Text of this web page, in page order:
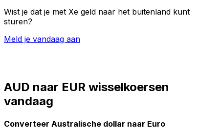
Wist je dat je met Xe geld naar het buitenland kunt
sturen?
Meld je vandaag aan
AUD naar EUR wisselkoersen
vandaag
Converteer Australische dollar naar Euro